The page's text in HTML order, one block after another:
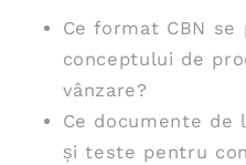
Ce format CBN
conceptului de
vânzare?
Ce documente de
și teste pentru